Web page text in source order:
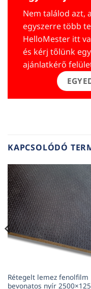
Nem találod azt,
egyszerre több
HelloMester itt
és kérj tőlünk
ajánlatkérő
KAPCSOLÓDÓ
Rétegelt lemez fenolfilm
bevonatos nyír